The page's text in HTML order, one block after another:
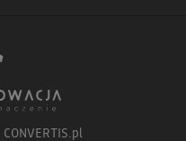
CONVERTIS.pl